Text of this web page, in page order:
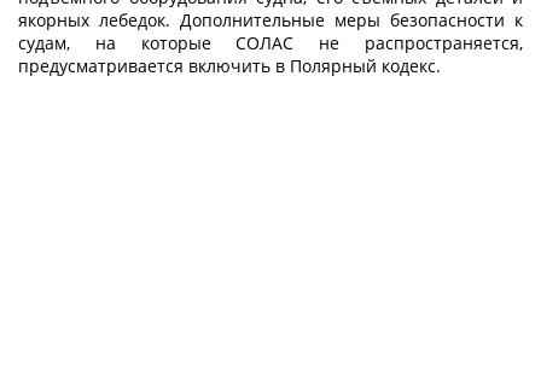
якорных лебедок. Дополнительные меры безопасности к
судам, на которые СОЛАС не распространяется,
предусматривается включить в Полярный кодекс.